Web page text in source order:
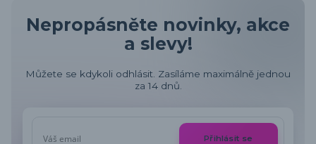
Nepropásněte novinky, akce
a slevy!
Můžete se kdykoli odhlásit. Zasíláme maximálně jednou
za 14 dnů.
Přihlásit se